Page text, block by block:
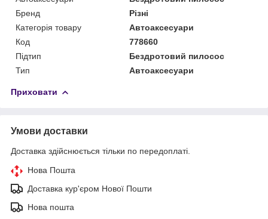
Бренд
Різні
Категорія товару
Автоаксесуари
Код
778660
Підтип
Бездротовий пилосос
Тип
Автоаксесуари
Приховати
Умови доставки
Доставка здійснюється тільки по передоплаті.
Нова Пошта
Доставка кур'єром Нової Пошти
Нова пошта